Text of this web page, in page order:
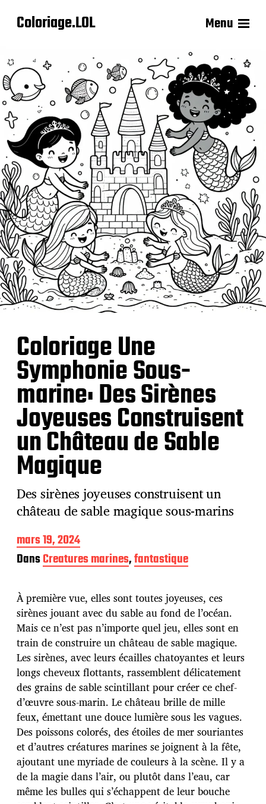
Coloriage.LOL Menu
Coloriage Une
Symphonie Sous-
marine: Des Sirènes
Joyeuses Construisent
un Château de Sable
Magique
Des sirènes joyeuses construisent un
château de sable magique sous-marins
D
a
t
d
e
p
u
b
l
i
c
a
t
i
o
n
mars 19, 2024
DansCreatures marines,fantastique
À première vue, elles sont toutes joyeuses, ces
sirènes jouant avec du sable au fond de l’océan.
Mais ce n’est pas n’importe quel jeu, elles sont en
train de construire un château de sable magique.
Les sirènes, avec leurs écailles chatoyantes et leurs
longs cheveux flottants, rassemblent délicatement
des grains de sable scintillant pour créer ce chef-
d’œuvre sous-marin. Le château brille de mille
feux, émettant une douce lumière sous les vagues.
Des poissons colorés, des étoiles de mer souriantes
et d’autres créatures marines se joignent à la fête,
ajoutant une myriade de couleurs à la scène. Il y a
de la magie dans l’air, ou plutôt dans l’eau, car
même les bulles qui s’échappent de leur bouche